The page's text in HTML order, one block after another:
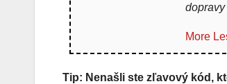
More
Tip: Nenašli ste zľavový kód,